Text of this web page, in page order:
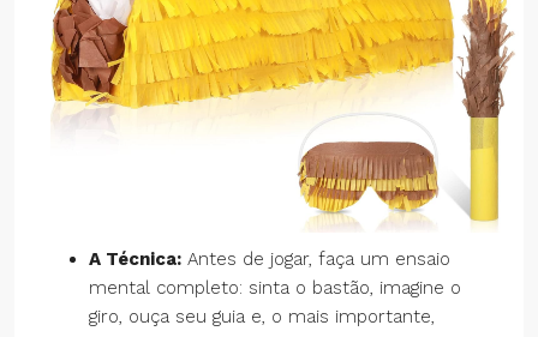
A Técnica: Antes de jogar, faça um ensaio
mental completo: sinta o bastão, imagine o
giro, ouça seu guia e, o mais importante,